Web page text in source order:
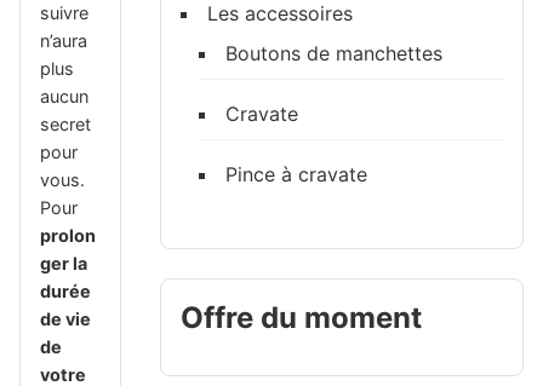
suivre
n’aura
plus
aucun
secret
pour
vous.
Pour
prolon
ger la
durée
de vie
de
votre
Les accessoires
Boutons de manchettes
Cravate
Pince à cravate
Offre du moment